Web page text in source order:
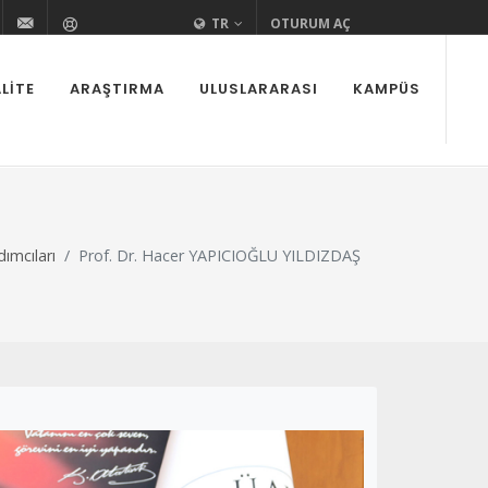
+90 (322) 338 60 84
bilgi@cu.edu.tr TR OTURUM AÇ
ARAŞTIRMA ULUSLARARASI KAMPÜS
Prof. Dr. Hacer YAPICIOĞLU YILDIZDAŞ